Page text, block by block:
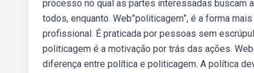
processo no qual as partes interessadas buscam
todos, enquanto. Web”politicagem”, é a forma
profissional. É praticada por pessoas sem
politicagem é a motivação por trás das ações.
diferença entre política e politicagem. A política